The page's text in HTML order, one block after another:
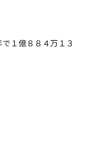
１億８８４万１３